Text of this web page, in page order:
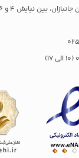
(10 الی 17)